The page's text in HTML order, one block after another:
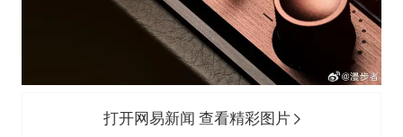
打开网易新闻 查看精彩图片